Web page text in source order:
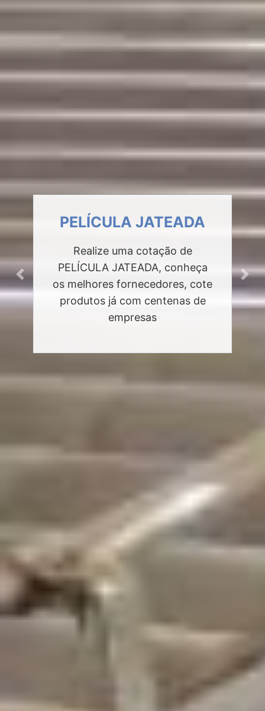
PELÍCULA JATEADA
Realize uma cotação de
PELÍCULA JATEADA, conheça
os melhores fornecedores, cote
produtos já com centenas de
empresas
Previous Next